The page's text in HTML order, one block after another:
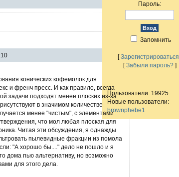
конических кофемолок для
и френч пресс. И как правило, всегда
задачи подходят менее плоских из-за
в значимом количестве
менее "чистым", с элементами
что мол любая плоская для
Читая эти обсуждения, я однажды
пылевидные фракции из помола
"А хорошо бы...." дело не пошло и я
дома пью альтернативу, но возможно
для этого дела.
Пароль:
Запомнить
[Зарегистрироваться
[Забыли пароль?]
Пользователи: 19925
Новые пользователи:
brownphebe1